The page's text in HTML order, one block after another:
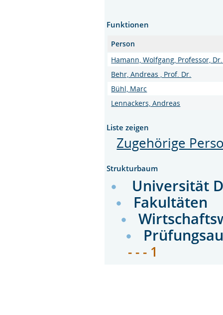
Funktionen
Person
Hamann, Wolfgang, Professor,
Behr, Andreas , Prof. Dr.
Bühl, Marc
Lennackers, Andreas
Liste zeigen
Zugehörige
Strukturbaum
Universität
Fakultäten
- - - 1